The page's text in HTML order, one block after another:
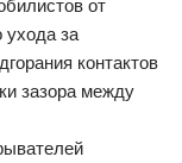
от
ухода за
контактов
зазора между